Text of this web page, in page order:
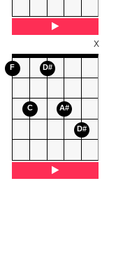
F
C
D#
A#
D#
X